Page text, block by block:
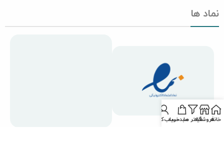
نماد ها
خانهفروشگاهفیلتر هاسبدخرید
حساب‌کاربری